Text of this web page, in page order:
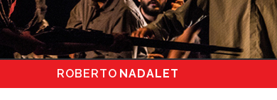
ROBERTO NADALET